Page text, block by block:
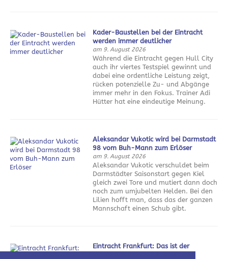
Kader-Baustellen bei der Eintracht
werden immer deutlicher
am 9. August 2026
Während die Eintracht gegen Hull City
auch ihr viertes Testspiel gewinnt und
dabei eine ordentliche Leistung zeigt,
rücken potenzielle Zu- und Abgänge
immer mehr in den Fokus. Trainer Adi
Hütter hat eine eindeutige Meinung.
Aleksandar Vukotic wird bei Darmstadt
98 vom Buh-Mann zum Erlöser
am 9. August 2026
Aleksandar Vukotic verschuldet beim
Darmstädter Saisonstart gegen Kiel
gleich zwei Tore und mutiert dann doch
noch zum umjubelten Helden. Bei den
Lilien hofft man, dass das der ganzen
Mannschaft einen Schub gibt.
Eintracht Frankfurt: Das ist der